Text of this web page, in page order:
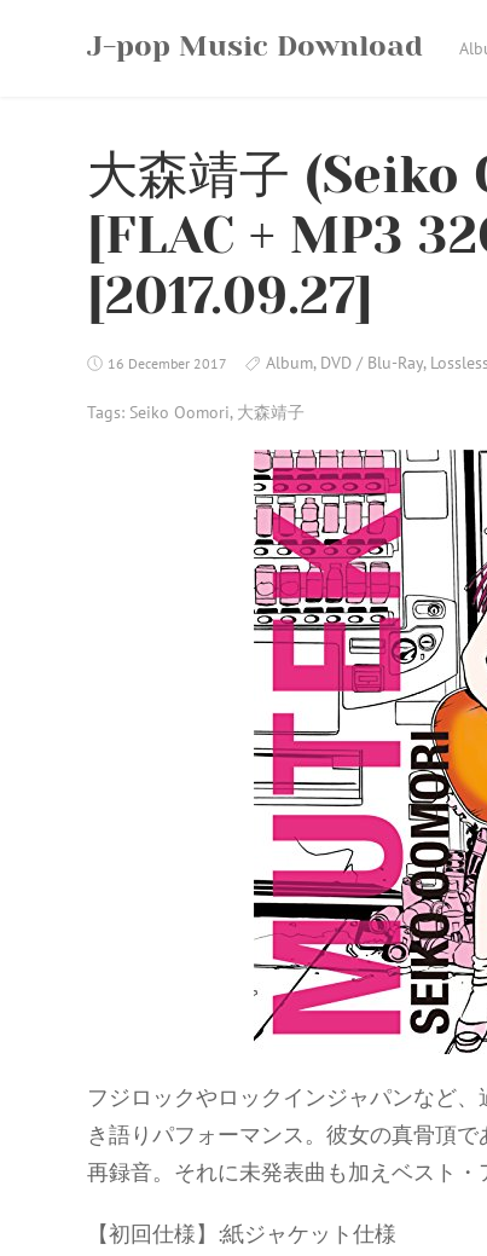
J-pop Music Download
大森靖子
[FLAC + MP3
[2017.09.27]
16 December 2017 Album, DVD / Blu-Ray, Lossless
Tags: Seiko Oomori, 大森靖子
フジロックやロックインジャパンなど
き語りパフォーマンス。彼女の真骨頂
再録音。それに未発表曲も加えベスト・
【初回仕様】:紙ジャケット仕様